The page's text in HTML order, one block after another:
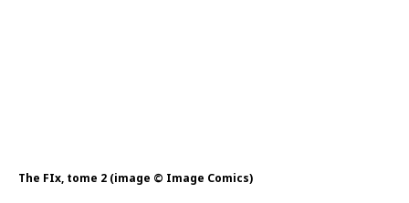
The FIx, tome 2 (image © Image Comics)